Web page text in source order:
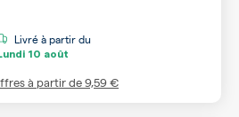
Livré à partir du
10 août
à partir de9,59 €